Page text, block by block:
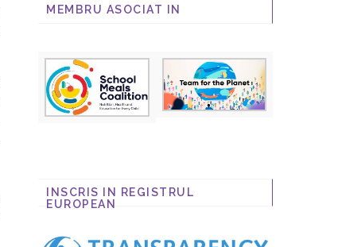
MEMBRU ASOCIAT IN
INSCRIS IN REGISTRUL
EUROPEAN